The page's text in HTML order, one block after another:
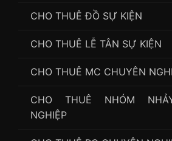
CHO THUÊ ĐỒ SỰ KIỆN
CHO THUÊ LỄ TÂN SỰ KIỆN
CHO THUÊ MC CHUYÊN
CHO THUÊ NHÓM
NGHIỆP